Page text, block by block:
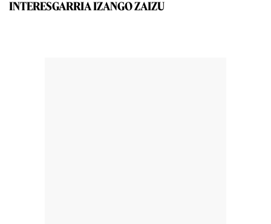
INTERESGARRIA IZANGO ZAIZU